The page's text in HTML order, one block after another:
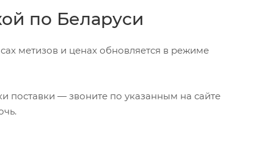
по Беларуси
метизов и ценах обновляется в режиме
поставки — звоните по указанным на сайте